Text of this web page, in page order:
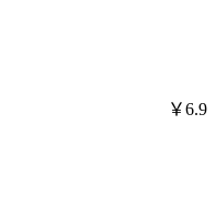
￥6.9